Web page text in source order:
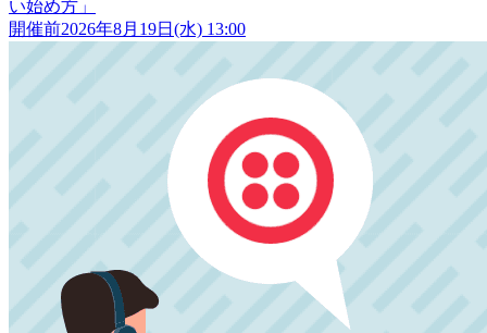
い始め方」
開催前2026年8月19日(水) 13:00